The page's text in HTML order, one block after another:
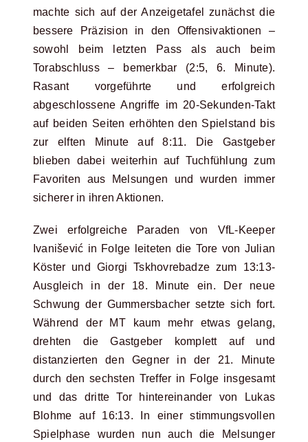
machte sich auf der Anzeigetafel zunächst die
bessere Präzision in den Offensivaktionen –
sowohl beim letzten Pass als auch beim
Torabschluss – bemerkbar (2:5, 6. Minute).
Rasant vorgeführte und erfolgreich
abgeschlossene Angriffe im 20-Sekunden-Takt
auf beiden Seiten erhöhten den Spielstand bis
zur elften Minute auf 8:11. Die Gastgeber
blieben dabei weiterhin auf Tuchfühlung zum
Favoriten aus Melsungen und wurden immer
sicherer in ihren Aktionen.
Zwei erfolgreiche Paraden von VfL-Keeper
Ivanišević in Folge leiteten die Tore von Julian
Köster und Giorgi Tskhovrebadze zum 13:13-
Ausgleich in der 18. Minute ein. Der neue
Schwung der Gummersbacher setzte sich fort.
Während der MT kaum mehr etwas gelang,
drehten die Gastgeber komplett auf und
distanzierten den Gegner in der 21. Minute
durch den sechsten Treffer in Folge insgesamt
und das dritte Tor hintereinander von Lukas
Blohme auf 16:13. In einer stimmungsvollen
Spielphase wurden nun auch die Melsunger